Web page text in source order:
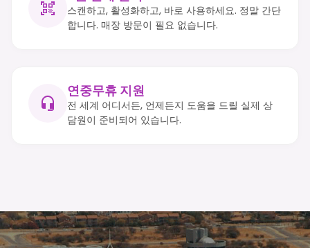
스캔하고, 활성화하고, 바로 사용하세요. 정말 간단
합니다. 매장 방문이 필요 없습니다.
연중무휴 지원
전 세계 어디서든, 언제든지 도움을 드릴 실제 상
담원이 준비되어 있습니다.